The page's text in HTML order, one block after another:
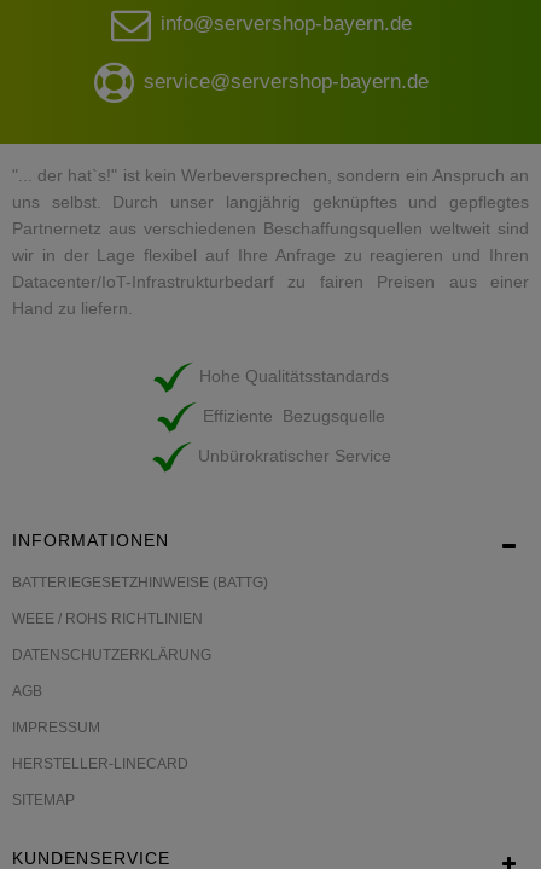
info@servershop-bayern.de
service@servershop-bayern.de
"... der hat`s!" ist kein Werbeversprechen, sondern ein Anspruch an
uns selbst. Durch unser langjährig geknüpftes und gepflegtes
Partnernetz aus verschiedenen Beschaffungsquellen weltweit sind
wir in der Lage flexibel auf Ihre Anfrage zu reagieren und Ihren
Datacenter/IoT-Infrastrukturbedarf zu fairen Preisen aus einer
Hand zu liefern.
Hohe Qualitätsstandards
Effiziente Bezugsquelle
Unbürokratischer Service
INFORMATIONEN
BATTERIEGESETZHINWEISE (BATTG)
WEEE / ROHS RICHTLINIEN
DATENSCHUTZERKLÄRUNG
AGB
IMPRESSUM
HERSTELLER-LINECARD
SITEMAP
KUNDENSERVICE